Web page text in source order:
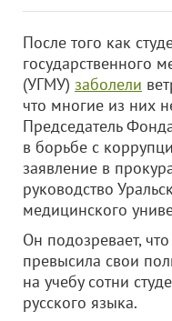
После того как
государственного
(УГМУ) заболели
что многие из них
Председатель
в борьбе с
заявление в
руководство
медицинского
Он подозревает,
превысила свои
на учебу сотни
русского языка.